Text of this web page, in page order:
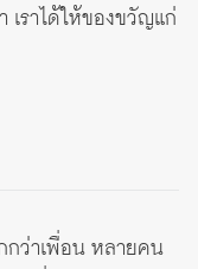
เราได้ให้ของขวัญแก่
ว่าเพื่อน หลายคน